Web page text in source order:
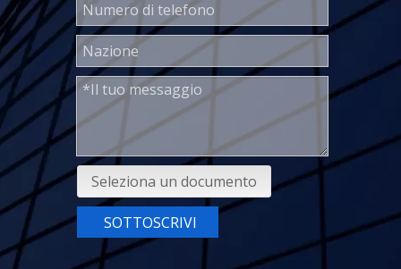
Seleziona un documento
SOTTOSCRIVI